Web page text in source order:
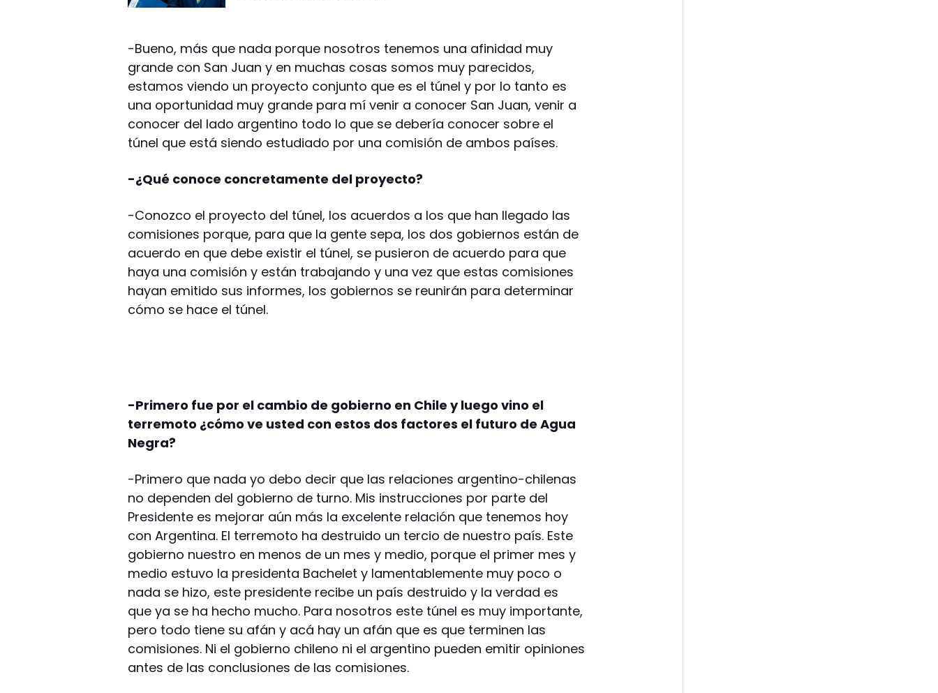
-Bueno, más que nada porque nosotros tenemos una afinidad muy
grande con San Juan y en muchas cosas somos muy parecidos,
estamos viendo un proyecto conjunto que es el túnel y por lo tanto es
una oportunidad muy grande para mí venir a conocer San Juan, venir a
conocer del lado argentino todo lo que se debería conocer sobre el
túnel que está siendo estudiado por una comisión de ambos países.
-¿Qué conoce concretamente del proyecto?
-Conozco el proyecto del túnel, los acuerdos a los que han llegado las
comisiones porque, para que la gente sepa, los dos gobiernos están de
acuerdo en que debe existir el túnel, se pusieron de acuerdo para que
haya una comisión y están trabajando y una vez que estas comisiones
hayan emitido sus informes, los gobiernos se reunirán para determinar
cómo se hace el túnel.
-Primero fue por el cambio de gobierno en Chile y luego vino el
terremoto ¿cómo ve usted con estos dos factores el futuro de Agua
Negra?
-Primero que nada yo debo decir que las relaciones argentino-chilenas
no dependen del gobierno de turno. Mis instrucciones por parte del
Presidente es mejorar aún más la excelente relación que tenemos hoy
con Argentina. El terremoto ha destruido un tercio de nuestro país. Este
gobierno nuestro en menos de un mes y medio, porque el primer mes y
medio estuvo la presidenta Bachelet y lamentablemente muy poco o
nada se hizo, este presidente recibe un país destruido y la verdad es
que ya se ha hecho mucho. Para nosotros este túnel es muy importante,
pero todo tiene su afán y acá hay un afán que es que terminen las
comisiones. Ni el gobierno chileno ni el argentino pueden emitir opiniones
antes de las conclusiones de las comisiones.